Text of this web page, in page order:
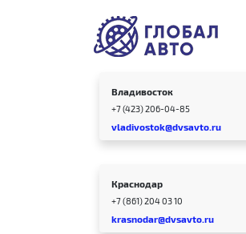
Владивосток
+7 (423) 206-04-85
vladivostok@dvsavto.ru
Краснодар
+7 (861) 204 03 10
krasnodar@dvsavto.ru